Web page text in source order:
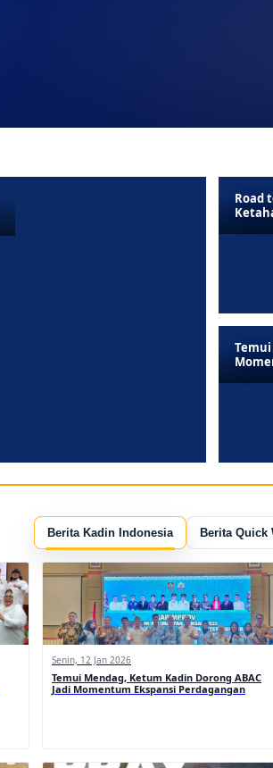
Road
Temui
Berita Kadin Indonesia Berita Quick
Senin, 12 Jan 2026
Temui Mendag, Ketum Kadin Dorong ABAC
Jadi Momentum Ekspansi Perdagangan